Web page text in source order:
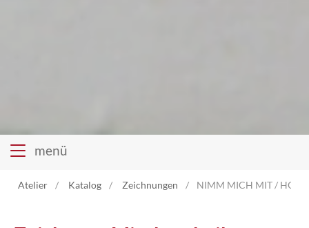
menü
Atelier Katalog Zeichnungen NIMM MICH MIT /